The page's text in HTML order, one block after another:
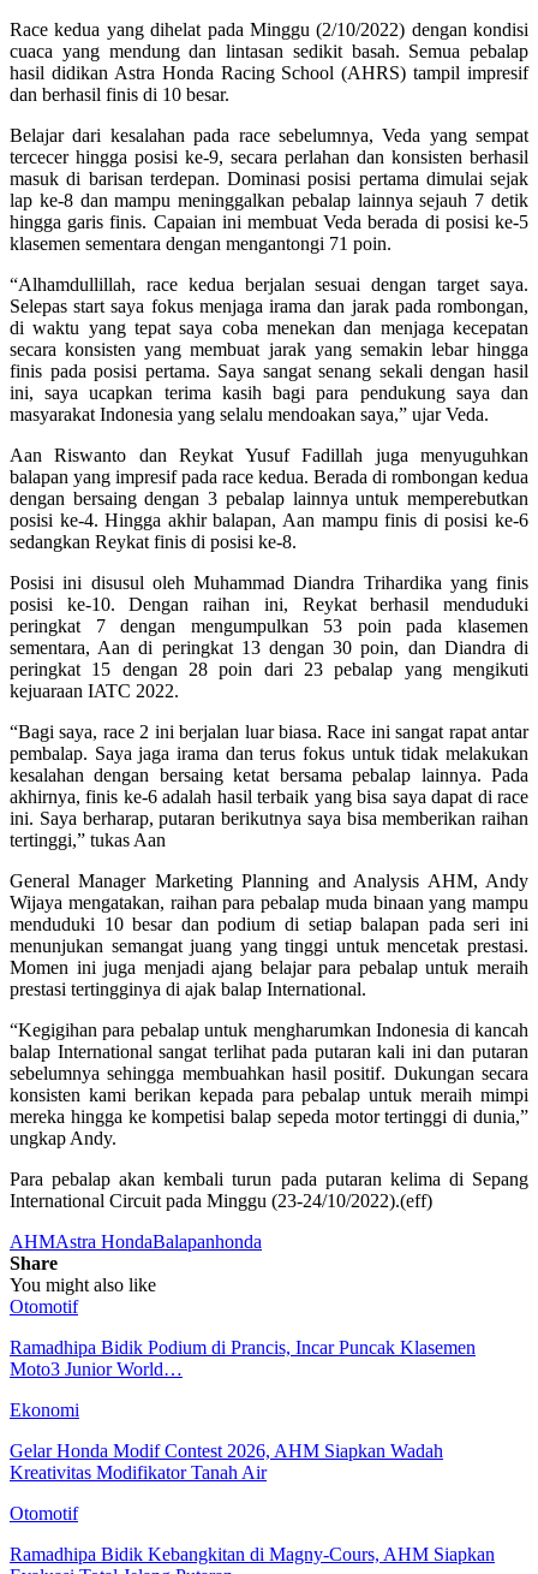
Race kedua yang dihelat pada Minggu (2/10/2022) dengan kondisi
cuaca yang mendung dan lintasan sedikit basah. Semua pebalap
hasil didikan Astra Honda Racing School (AHRS) tampil impresif
dan berhasil finis di 10 besar.
Belajar dari kesalahan pada race sebelumnya, Veda yang sempat
tercecer hingga posisi ke-9, secara perlahan dan konsisten berhasil
masuk di barisan terdepan. Dominasi posisi pertama dimulai sejak
lap ke-8 dan mampu meninggalkan pebalap lainnya sejauh 7 detik
hingga garis finis. Capaian ini membuat Veda berada di posisi ke-5
klasemen sementara dengan mengantongi 71 poin.
“Alhamdullillah, race kedua berjalan sesuai dengan target saya.
Selepas start saya fokus menjaga irama dan jarak pada rombongan,
di waktu yang tepat saya coba menekan dan menjaga kecepatan
secara konsisten yang membuat jarak yang semakin lebar hingga
finis pada posisi pertama. Saya sangat senang sekali dengan hasil
ini, saya ucapkan terima kasih bagi para pendukung saya dan
masyarakat Indonesia yang selalu mendoakan saya,” ujar Veda.
Aan Riswanto dan Reykat Yusuf Fadillah juga menyuguhkan
balapan yang impresif pada race kedua. Berada di rombongan kedua
dengan bersaing dengan 3 pebalap lainnya untuk memperebutkan
posisi ke-4. Hingga akhir balapan, Aan mampu finis di posisi ke-6
sedangkan Reykat finis di posisi ke-8.
Posisi ini disusul oleh Muhammad Diandra Trihardika yang finis
posisi ke-10. Dengan raihan ini, Reykat berhasil menduduki
peringkat 7 dengan mengumpulkan 53 poin pada klasemen
sementara, Aan di peringkat 13 dengan 30 poin, dan Diandra di
peringkat 15 dengan 28 poin dari 23 pebalap yang mengikuti
kejuaraan IATC 2022.
“Bagi saya, race 2 ini berjalan luar biasa. Race ini sangat rapat antar
pembalap. Saya jaga irama dan terus fokus untuk tidak melakukan
kesalahan dengan bersaing ketat bersama pebalap lainnya. Pada
akhirnya, finis ke-6 adalah hasil terbaik yang bisa saya dapat di race
ini. Saya berharap, putaran berikutnya saya bisa memberikan raihan
tertinggi,” tukas Aan
General Manager Marketing Planning and Analysis AHM, Andy
Wijaya mengatakan, raihan para pebalap muda binaan yang mampu
menduduki 10 besar dan podium di setiap balapan pada seri ini
menunjukan semangat juang yang tinggi untuk mencetak prestasi.
Momen ini juga menjadi ajang belajar para pebalap untuk meraih
prestasi tertingginya di ajak balap International.
“Kegigihan para pebalap untuk mengharumkan Indonesia di kancah
balap International sangat terlihat pada putaran kali ini dan putaran
sebelumnya sehingga membuahkan hasil positif. Dukungan secara
konsisten kami berikan kepada para pebalap untuk meraih mimpi
mereka hingga ke kompetisi balap sepeda motor tertinggi di dunia,”
ungkap Andy.
Para pebalap akan kembali turun pada putaran kelima di Sepang
International Circuit pada Minggu (23-24/10/2022).(eff)
AHMAstra HondaBalapanhonda
Share
You might also like
Otomotif
Ramadhipa Bidik Podium di Prancis, Incar Puncak Klasemen
Moto3 Junior World…
Ekonomi
Gelar Honda Modif Contest 2026, AHM Siapkan Wadah
Kreativitas Modifikator Tanah Air
Otomotif
Ramadhipa Bidik Kebangkitan di Magny-Cours, AHM Siapkan